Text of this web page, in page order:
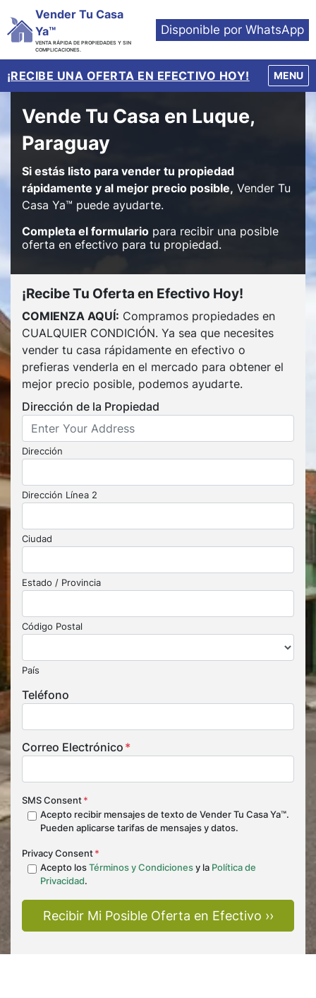
Vender Tu Casa
Ya™
VENTA RÁPIDA DE PROPIEDADES Y SIN
COMPLICACIONES.
Disponible por WhatsApp
¡RECIBE UNA OFERTA EN EFECTIVO HOY! MENU
OPEN
Vende Tu Casa en Luque,
Paraguay
Si estás listo para vender tu propiedad
rápidamente y al mejor precio posible, Vender Tu
Casa Ya™ puede ayudarte.
Completa el formulario para recibir una posible
oferta en efectivo para tu propiedad.
¡Recibe Tu Oferta en Efectivo Hoy!
COMIENZA AQUÍ: Compramos propiedades en
CUALQUIER CONDICIÓN. Ya sea que necesites
vender tu casa rápidamente en efectivo o
prefieras venderla en el mercado para obtener el
mejor precio posible, podemos ayudarte.
Dirección de la Propiedad
Dirección
Dirección Línea 2
Ciudad
Estado / Provincia
Código Postal
País
Teléfono
Correo Electrónico *
SMS Consent *
Acepto recibir mensajes de texto de Vender Tu Casa Ya™.
Pueden aplicarse tarifas de mensajes y datos.
Privacy Consent *
Acepto los Términos y Condicionesy la Política de
Privacidad.